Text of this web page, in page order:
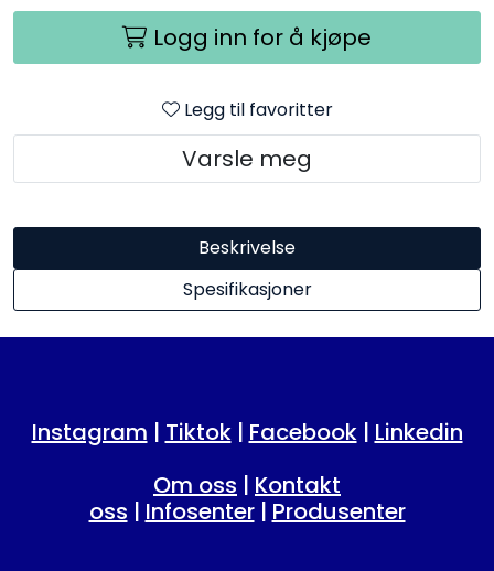
Logg inn for å kjøpe
Legg til favoritter
Varsle meg
Beskrivelse
Spesifikasjoner
Instagram | Tiktok| Facebook| Linkedin
Om oss | Kontakt
oss | Infosenter| Produsenter